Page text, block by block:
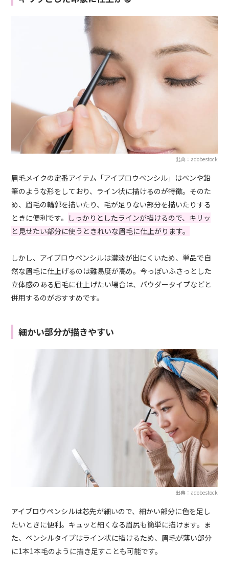
出典：adobestock
眉毛メイクの定番アイテム「アイブロウペンシル」はペンや鉛
筆のような形をしており、ライン状に描けるのが特徴。そのた
め、眉毛の輪郭を描いたり、毛が足りない部分を描いたりする
ときに便利です。 しっかりとしたラインが描けるので、キリッ
と見せたい部分に使うときれいな眉毛に仕上がります。
しかし、アイブロウペンシルは濃淡が出にくいため、単品で自
然な眉毛に仕上げるのは難易度が高め。今っぽいふさっとした
立体感のある眉毛に仕上げたい場合は、パウダータイプなどと
併用するのがおすすめです。
細かい部分が描きやすい
出典：adobestock
アイブロウペンシルは芯先が細いので、細かい部分に色を足し
たいときに便利。キュッと細くなる眉尻も簡単に描けます。ま
た、ペンシルタイプはライン状に描けるため、眉毛が薄い部分
に1本1本毛のように描き足すことも可能です。